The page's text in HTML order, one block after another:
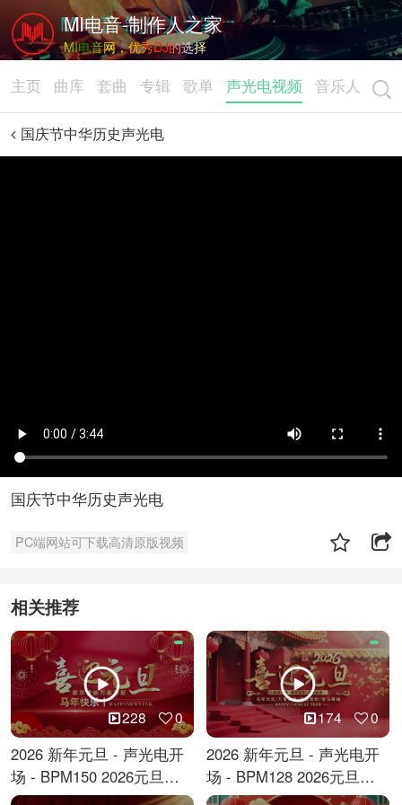
MI电音-制作人之家
MI电音网，优秀DJ的选择
主页 曲库 套曲 专辑 歌单 声光电视频 音乐人
国庆节中华历史声光电
国庆节中华历史声光电
PC端网站可下载高清原版视频
相关推荐
228 0
2026 新年元旦 - 声光电开
场 - BPM150 2026元旦跨
年倒计时
174 0
2026 新年元旦 - 声光电开
场 - BPM128 2026元旦马
年